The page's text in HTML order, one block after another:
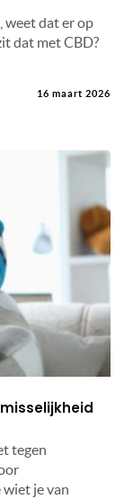
weet dat er op
dat met CBD?
16 maart 2026
tegen
je van